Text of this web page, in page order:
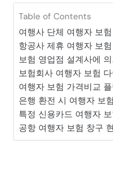
Table of Contents
여행사 단체 여행자 보험
항공사 제휴 여행자 보
보험 영업점 설계사에
보험회사 여행자 보험
여행자 보험 가격비교
은행 환전 시 여행자 보
특정 신용카드 여행자
공항 여행자 보험 창구